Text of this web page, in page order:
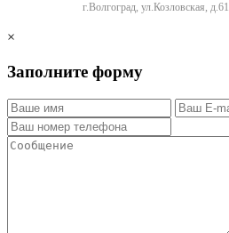
г.Волгоград, ул.Козловская, д.61
×
Заполните форму